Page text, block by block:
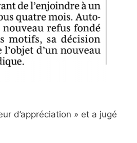
d’appréciation » et a jugé